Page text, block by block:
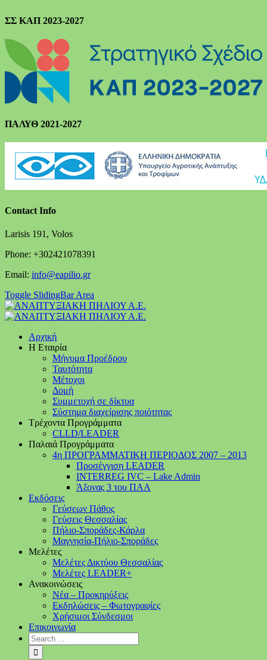
ΣΣ ΚΑΠ 2023-2027
ΠΑΛΥΘ 2021-2027
Contact Info
Larisis 191, Volos
Phone: +302421078391
Email: info@eapilio.gr
Toggle SlidingBar Area
Αρχική
Η Εταιρία
Μήνυμα Προέδρου
Ταυτότητα
Μέτοχοι
Δομή
Συμμετοχή σε δίκτυα
Σύστημα διαχείρισης ποιότητας
Τρέχοντα Προγράμματα
CLLD/LEADER
Παλαιά Προγράμματα
4η ΠΡΟΓΡΑΜΜΑΤΙΚΗ ΠΕΡΙΟΔΟΣ 2007 – 2013
Προσέγγιση LEADER
INTERREG IVC – Lake Admin
Άξονας 3 του ΠΑΑ
Εκδόσεις
Γεύσεων Πάθος
Γεύσεις Θεσσαλίας
Πήλιο-Σποράδες-Κάρλα
Μαγνησία-Πήλιο-Σποράδες
Μελέτες
Μελέτες Δικτύου Θεσσαλίας
Μελέτες LEADER+
Ανακοινώσεις
Νέα – Προκηρύξεις
Εκδηλώσεις – Φωτογραφίες
Χρήσιμοι Σύνδεσμοι
Επικοινωνία